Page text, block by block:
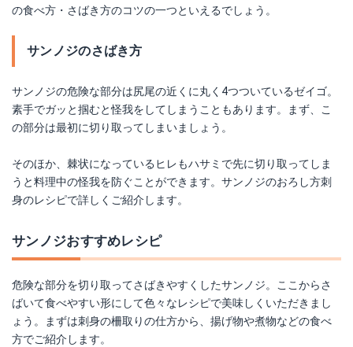
の食べ方・さばき方のコツの一つといえるでしょう。
サンノジのさばき方
サンノジの危険な部分は尻尾の近くに丸く4つついているゼイゴ。
素手でガッと掴むと怪我をしてしまうこともあります。まず、こ
の部分は最初に切り取ってしまいましょう。
そのほか、棘状になっているヒレもハサミで先に切り取ってしま
うと料理中の怪我を防ぐことができます。サンノジのおろし方刺
身のレシピで詳しくご紹介します。
サンノジおすすめレシピ
危険な部分を切り取ってさばきやすくしたサンノジ。ここからさ
ばいて食べやすい形にして色々なレシピで美味しくいただきまし
ょう。まずは刺身の柵取りの仕方から、揚げ物や煮物などの食べ
方でご紹介します。